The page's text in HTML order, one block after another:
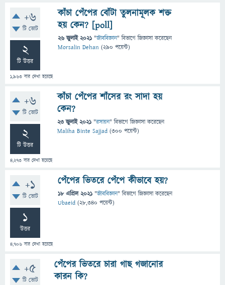
+6
টি ভোট
2
টি উত্তর
1,963 বার দেখা হয়েছে
কাঁচা পেঁপের বোঁটা তুলনামূলক শক্ত
হয় কেন? [poll]
26 জুলাই 2021 "জীববিজ্ঞান" বিভাগে জিজ্ঞাসাকরেছেন
Morsalin Dehan (290 পয়েন্ট)
+6
টি ভোট
2
টি উত্তর
4,273 বার দেখা হয়েছে
কাঁচা পেঁপের শাঁসের রং সাদা হয়
কেন?
23 জুলাই 2021 "রসায়ন" বিভাগে জিজ্ঞাসাকরেছেন
Maliha Binte Sajjad (300 পয়েন্ট)
+1
টি ভোট
1
উত্তর
4,706 বার দেখা হয়েছে
পেঁপের ভিতরে পেঁপে কীভাবে হয়?
18 এপ্রিল 2021 "জীববিজ্ঞান" বিভাগে জিজ্ঞাসাকরেছেন
Ubaeid (28,340 পয়েন্ট)
+5
টি ভোট
পেঁপের ভিতরে চারা গাছ গজানোর
কারন কি?